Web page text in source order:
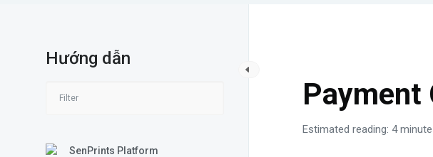
Hướng dẫn
SenPrints Platform
Payment
Estimated reading: 4